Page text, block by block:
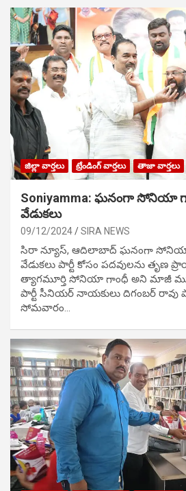
జిల్లా వార్తలు ట్రేండింగ్ వార్తలు తాజా వార్తలు
Soniyamma: ఘ‌నంగా సోనియా
వేడుక‌లు
09/12/2024 SIRA NEWS
సిరా న్యూస్, ఆదిలాబాద్ ఘ‌నంగా సోనియా
వేడుక‌లు పార్టీ కోసం ప‌ద‌వుల‌ను తృణ
త్యాగమూర్తి సోనియా గాంధీ అని మాజీ
పార్టీ సీనియ‌ర్ నాయ‌కులు దిగంబ‌ర్ రావు
సోమవారం…